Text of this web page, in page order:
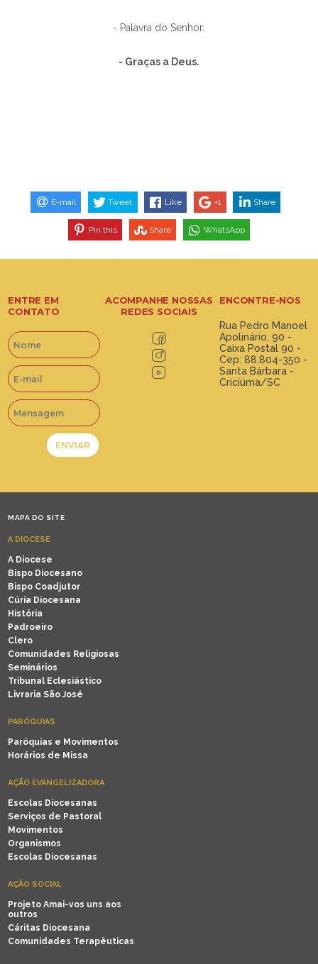
- Palavra do Senhor.
- Graças a Deus.
E-mail Tweet Like +1 Share
Pin this Share WhatsApp
ENTRE EM
CONTATO
ACOMPANHE NOSSAS
REDES SOCIAIS
ENCONTRE-NOS
Rua Pedro Manoel
Apolinário, 90 -
Caixa Postal 90 -
Cep: 88.804-350 -
Santa Bárbara -
Criciúma/SC
MAPA DO SITE
A DIOCESE
A Diocese
Bispo Diocesano
Bispo Coadjutor
Cúria Diocesana
História
Padroeiro
Clero
Comunidades Religiosas
Seminários
Tribunal Eclesiástico
Livraria São José
PARÓQUIAS
Paróquias e Movimentos
Horários de Missa
AÇÃO EVANGELIZADORA
Escolas Diocesanas
Serviços de Pastoral
Movimentos
Organismos
Escolas Diocesanas
AÇÃO SOCIAL
Projeto Amai-vos uns aos
outros
Cáritas Diocesana
Comunidades Terapêuticas